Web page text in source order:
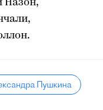
Назон,
Пушкина